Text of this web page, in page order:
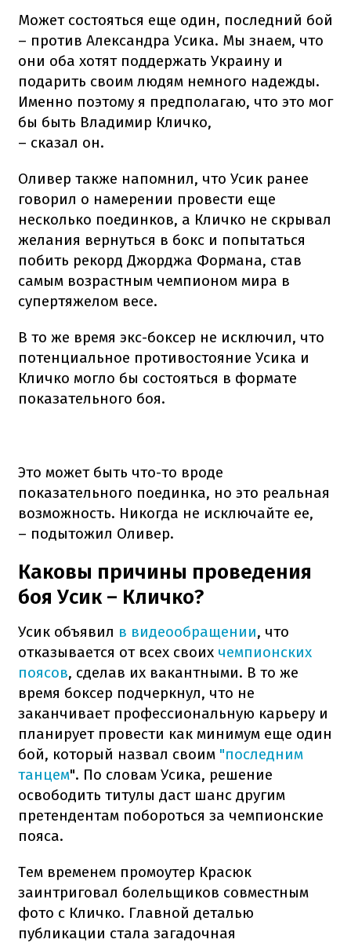
Может состояться еще один, последний бой
– против Александра Усика. Мы знаем, что
они оба хотят поддержать Украину и
подарить своим людям немного надежды.
Именно поэтому я предполагаю, что это мог
бы быть Владимир Кличко,
– сказал он.
Оливер также напомнил, что Усик ранее
говорил о намерении провести еще
несколько поединков, а Кличко не скрывал
желания вернуться в бокс и попытаться
побить рекорд Джорджа Формана, став
самым возрастным чемпионом мира в
супертяжелом весе.
В то же время экс-боксер не исключил, что
потенциальное противостояние Усика и
Кличко могло бы состояться в формате
показательного боя.
Это может быть что-то вроде
показательного поединка, но это реальная
возможность. Никогда не исключайте ее,
– подытожил Оливер.
Каковы причины проведения
боя Усик – Кличко?
Усик объявил в видеообращении, что
отказывается от всех своих чемпионских
поясов, сделав их вакантными. В то же
время боксер подчеркнул, что не
заканчивает профессиональную карьеру и
планирует провести как минимум еще один
бой, который назвал своим "последним
танцем". По словам Усика, решение
освободить титулы даст шанс другим
претендентам побороться за чемпионские
пояса.
Тем временем промоутер Красюк
заинтриговал болельщиков совместным
фото с Кличко. Главной деталью
публикации стала загадочная